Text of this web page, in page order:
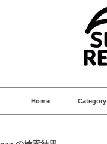
Home Category